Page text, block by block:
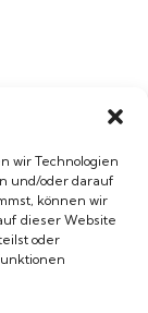
wir Technologien
und/oder darauf
können wir
dieser Website
oder